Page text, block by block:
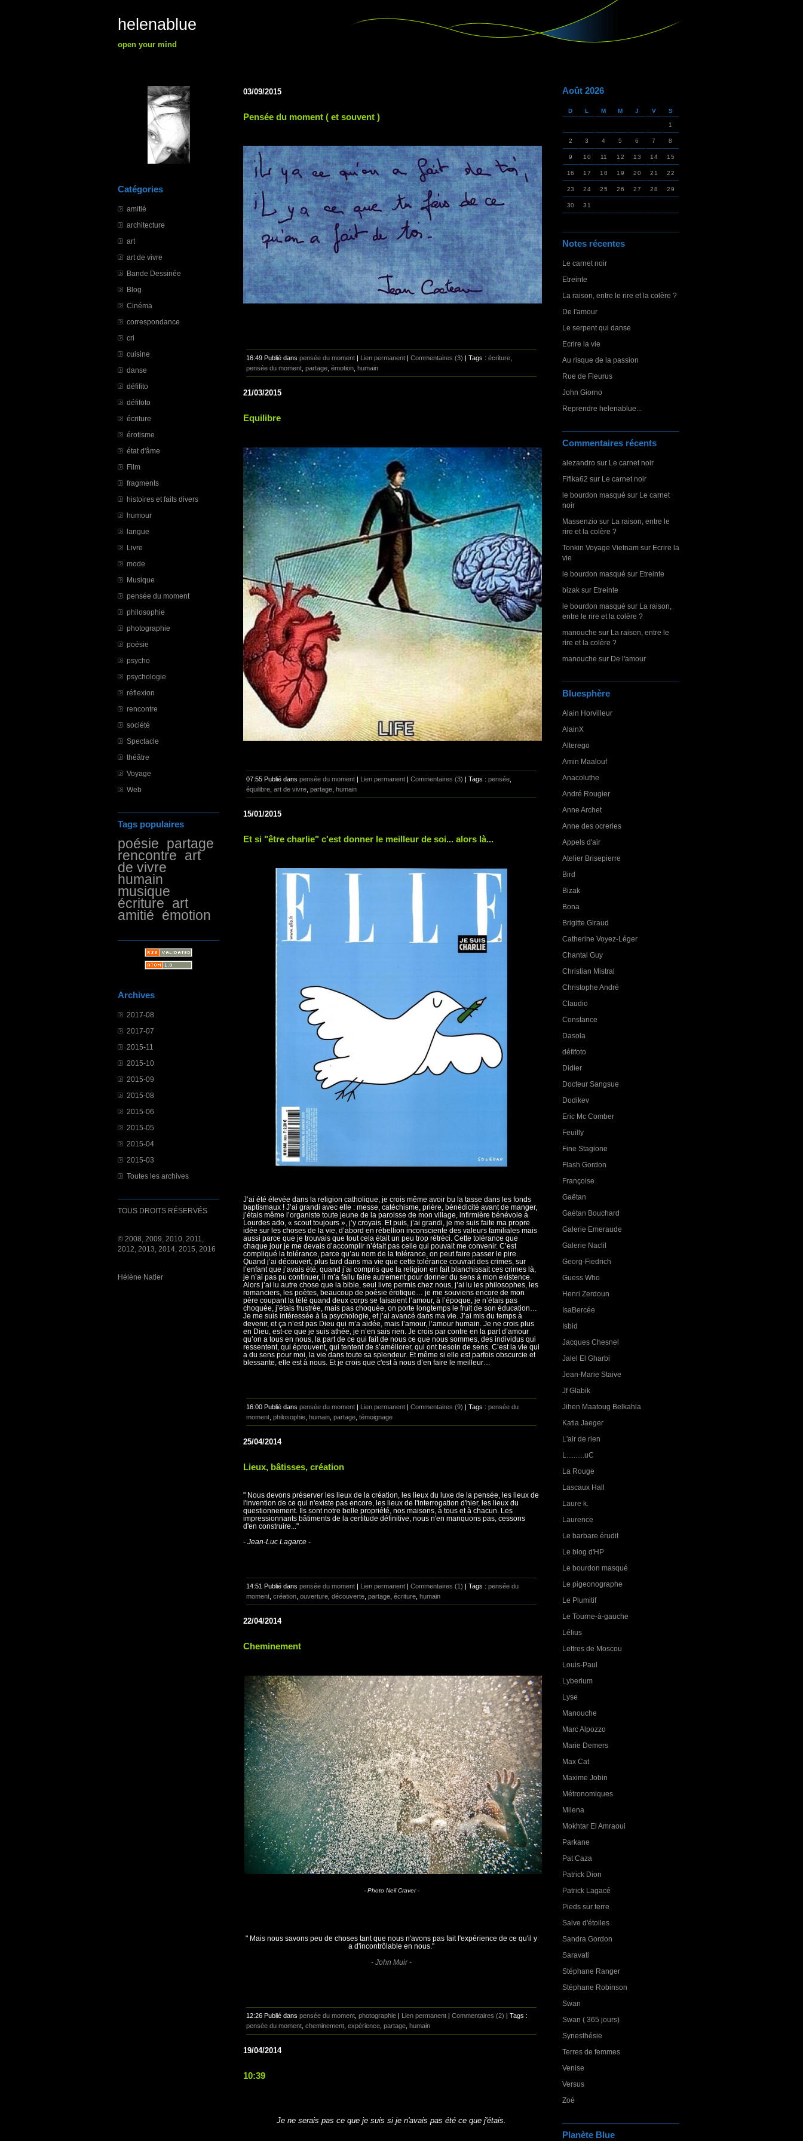
helenablue
open your mind
Catégories
amitié
architecture
art
art de vivre
Bande Dessinée
Blog
Cinéma
correspondance
cri
cuisine
danse
défifito
défifoto
écriture
érotisme
état d'âme
Film
fragments
histoires et faits divers
humour
langue
Livre
mode
Musique
pensée du moment
philosophie
photographie
poésie
psycho
psychologie
réflexion
rencontre
société
Spectacle
théâtre
Voyage
Web
Tags populaires
poésie partage
rencontre art
de vivre
humain
musique
écriture art
amitié émotion
Archives
2017-08
2017-07
2015-11
2015-10
2015-09
2015-08
2015-06
2015-05
2015-04
2015-03
Toutes les archives
TOUS DROITS RÉSERVÉS
© 2008, 2009, 2010, 2011,
2012, 2013, 2014, 2015, 2016
Hélène Natier
Août 2026
D L M M J V S
1
2 3 4 5 6 7 8
9 10 11 12 13 14 15
16 17 18 19 20 21 22
23 24 25 26 27 28 29
30 31
Notes récentes
Le carnet noir
Etreinte
La raison, entre le rire et la colère ?
De l'amour
Le serpent qui danse
Ecrire la vie
Au risque de la passion
Rue de Fleurus
John Giorno
Reprendre helenablue...
Commentaires récents
alezandro sur Le carnet noir
Fifika62 sur Le carnet noir
le bourdon masqué sur Le carnet
noir
Massenzio sur La raison, entre le
rire et la colère ?
Tonkin Voyage Vietnam sur Ecrire la
vie
le bourdon masqué sur Etreinte
bizak sur Etreinte
le bourdon masqué sur La raison,
entre le rire et la colère ?
manouche sur La raison, entre le
rire et la colère ?
manouche sur De l'amour
Bluesphère
Alain Horvilleur
AlainX
Alterego
Amin Maalouf
Anacoluthe
André Rougier
Anne Archet
Anne des ocreries
Appels d'air
Atelier Brisepierre
Bird
Bizak
Bona
Brigitte Giraud
Catherine Voyez-Léger
Chantal Guy
Christian Mistral
Christophe André
Claudio
Constance
Dasola
défifoto
Didier
Docteur Sangsue
Dodikev
Eric Mc Comber
Feuilly
Fine Stagione
Flash Gordon
Françoise
Gaëtan
Gaétan Bouchard
Galerie Emeraude
Galerie Naclil
Georg-Fiedrich
Guess Who
Henri Zerdoun
IsaBercée
Isbid
Jacques Chesnel
Jalel El Gharbi
Jean-Marie Staive
Jf Glabik
Jihen Maatoug Belkahla
Katia Jaeger
L'air de rien
L..........uC
La Rouge
Lascaux Hall
Laure k.
Laurence
Le barbare érudit
Le blog d'HP
Le bourdon masqué
Le pigeonographe
Le Plumitif
Le Tourne-à-gauche
Lélius
Lettres de Moscou
Louis-Paul
Lyberium
Lyse
Manouche
Marc Alpozzo
Marie Demers
Max Cat
Maxime Jobin
Métronomiques
Milena
Mokhtar El Amraoui
Parkane
Pat Caza
Patrick Dion
Patrick Lagacé
Pieds sur terre
Salve d'étoiles
Sandra Gordon
Saravati
Stéphane Ranger
Stéphane Robinson
Swan
Swan ( 365 jours)
Synesthésie
Terres de femmes
Venise
Versus
Zoé
Planète Blue
03/09/2015
Pensée du moment ( et souvent )
16:49 Publié dans pensée du moment Lien permanent Commentaires (3) | Tags : écriture,
pensée du moment, partage, émotion, humain
21/03/2015
Equilibre
07:55 Publié dans pensée du moment | Lien permanent | Commentaires (3) | Tags : pensée
équilibre art de vivre partage humain
15/01/2015
Et si "être charlie" c'est donner le meilleur de soi... alors là...
J’ai été élevée dans la religion catholique, je crois même avoir bu la tasse dans les fonds
baptismaux ! J’ai grandi avec elle : messe, catéchisme, prière, bénédicité avant de manger,
j’étais même l’organiste toute jeune de la paroisse de mon village, infirmière bénévole à
Lourdes ado, « scout toujours », j’y croyais. Et puis, j’ai grandi, je me suis faite ma propre
idée sur les choses de la vie, d’abord en rébellion inconsciente des valeurs familiales mais
aussi parce que je trouvais que tout cela était un peu trop rétréci. Cette tolérance que
chaque jour je me devais d’accomplir n’était pas celle qui pouvait me convenir. C’est
compliqué la tolérance, parce qu’au nom de la tolérance, on peut faire passer le pire.
Quand j’ai découvert, plus tard dans ma vie que cette tolérance couvrait des crimes, sur
l’enfant que j’avais été, quand j’ai compris que la religion en fait blanchissait ces crimes là,
je n’ai pas pu continuer, il m’a fallu faire autrement pour donner du sens à mon existence.
Alors j’ai lu autre chose que la bible, seul livre permis chez nous, j’ai lu les philosophes, les
romanciers, les poètes, beaucoup de poésie érotique… je me souviens encore de mon
père coupant la télé quand deux corps se faisaient l’amour, à l’époque, je n’étais pas
choquée, j’étais frustrée, mais pas choquée, on porte longtemps le fruit de son éducation…
Je me suis intéressée à la psychologie, et j’ai avancé dans ma vie. J’ai mis du temps à
devenir, et ça n’est pas Dieu qui m’a aidée, mais l’amour, l’amour humain. Je ne crois plus
en Dieu, est-ce que je suis athée, je n’en sais rien. Je crois par contre en la part d’amour
qu’on a tous en nous, la part de ce qui fait de nous ce que nous sommes, des individus qui
ressentent, qui éprouvent, qui tentent de s’améliorer, qui ont besoin de sens. C’est la vie qui
a du sens pour moi, la vie dans toute sa splendeur. Et même si elle est parfois obscurcie et
blessante, elle est à nous. Et je crois que c'est à nous d’en faire le meilleur…
16:00 Publié dans pensée du moment Lien permanent Commentaires (9) | Tags : pensée du
moment philosophie humain partage témoignage
25/04/2014
Lieux, bâtisses, création
" Nous devons préserver les lieux de la création, les lieux du luxe de la pensée, les lieux de
l'invention de ce qui n'existe pas encore, les lieux de l'interrogation d'hier, les lieux du
questionnement. Ils sont notre belle propriété, nos maisons, à tous et à chacun. Les
impressionnants bâtiments de la certitude définitive, nous n'en manquons pas, cessons
d'en construire..."
- Jean-Luc Lagarce -
14:51 Publié dans pensée du moment Lien permanent Commentaires (1) | Tags : pensée du
moment création ouverture découverte partage écriture humain
22/04/2014
Cheminement
- Photo Neil Craver -
" Mais nous savons peu de choses tant que nous n'avons pas fait l'expérience de ce qu'il y
a d'incontrôlable en nous."
- John Muir -
12:26 Publié dans pensée du moment photographie | Lien permanent | Commentaires (2) | Tags :
pensée du moment cheminement expérience partage humain
19/04/2014
10:39
Je ne serais pas ce que je suis si je n'avais pas été ce que j'étais.